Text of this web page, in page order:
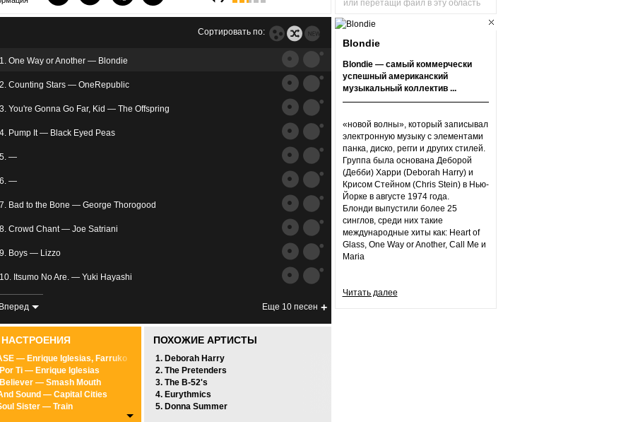
злость
1. One Way or Another — Blondie кпопаданиям
2. Counting Stars — OneRepublic кпопаданиям
3. You're Gonna Go Far, Kid — The Offspring
4. Pump It — Black Eyed Peas кпопаданиям
5. — кпопаданиям
6. — кпопаданиям
7. Bad to the Bone — George Thorogood кпопаданиям
8. Crowd Chant — Joe Satriani к попаданиям
9. Boys — Lizzo
10. Itsumo No Are. — Yuki Hayashi
11. San Francisco (Be Sure To Wear Flowers In Your Hair) (Forrest Gump) — Scott McKenzie
Old Yellow Bricks — Arctic Monkeys
14. Shine — Benjamin Francis Leftwich
I M Good — The Mowgli's
Сортировать по:
Еще 10 песен
Вперед
НАСТРОЕНИЯ
— Enrique Iglesias, Farruko
Ti — Enrique Iglesias
— Smash Mouth
Sound — Capital Cities
Sister — Train
ПОХОЖИЕ АРТИСТЫ
1. Deborah Harry
2. The Pretenders
3. The B-52's
4. Eurythmics
5. Donna Summer
или перетащи файл в эту область
Blondie
Blondie — самый коммерчески
успешный американский
музыкальный коллектив ...
«новой волны», который записывал
электронную музыку c элементами
панка, диско, регги и других стилей.
Группа была основана Деборой
(Дебби) Харри (Deborah Harry) и
Крисом Стейном (Chris Stein) в Нью-
Йорке в августе 1974 года.
Блонди выпустили более 25
синглов, среди них такие
международные хиты как: Heart of
Glass, One Way or Another, Call Me и
Maria
Читать далее